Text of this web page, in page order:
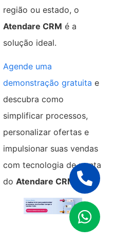
região ou estado, o
Atendare CRM é a
solução ideal.
Agende uma
demonstração gratuita e
descubra como
simplificar processos,
personalizar ofertas e
impulsionar suas vendas
com tecnologia de ponta
do Atendare CRM